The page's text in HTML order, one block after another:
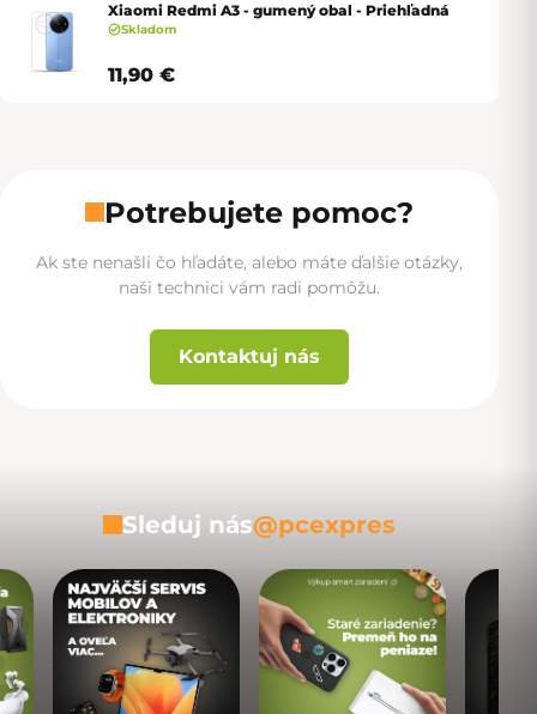
Xiaomi Redmi A3 - gumený obal - Priehľadná
Skladom
11,90 €
Potrebujete pomoc?
Ak ste nenašli čo hľadáte, alebo máte ďalšie otázky,
naši technici vám radi pomôžu.
Kontaktuj nás
Sleduj nás@pcexpres